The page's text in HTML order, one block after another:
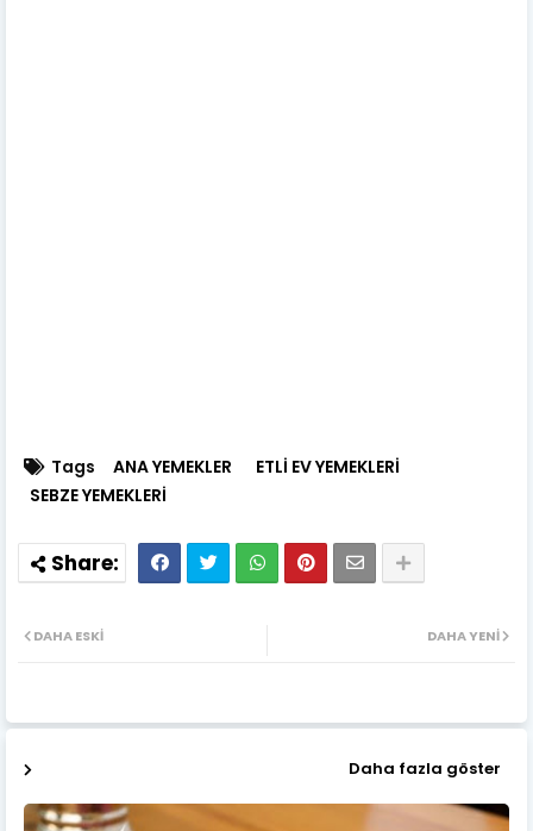
Tags ANA YEMEKLER
ETLİ EV YEMEKLERİ
SEBZE YEMEKLERİ
DAHA YENI
DAHA ESKI
Daha fazla göster